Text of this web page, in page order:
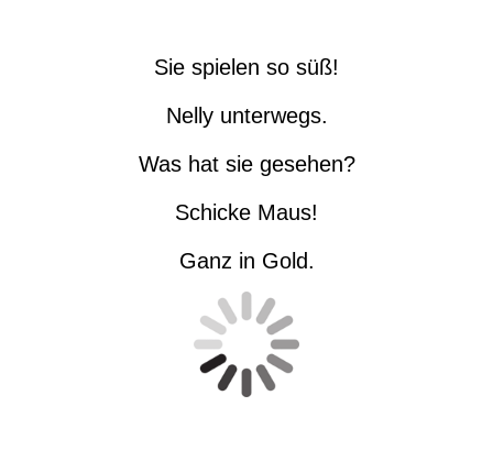
Sie spielen so süß!
Nelly unterwegs.
Was hat sie gesehen?
Schicke Maus!
Ganz in Gold.